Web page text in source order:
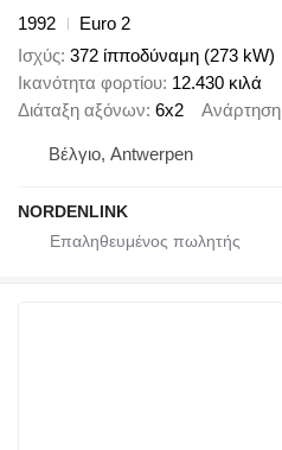
1992
Euro 2
Ισχύς 372 ίπποδύναμη (273 kW)
Ικανότητα φορτίου 12.430 κιλά
Διάταξη αξόνων 6x2 Ανάρτηση
Βέλγιο, Antwerpen
NORDENLINK